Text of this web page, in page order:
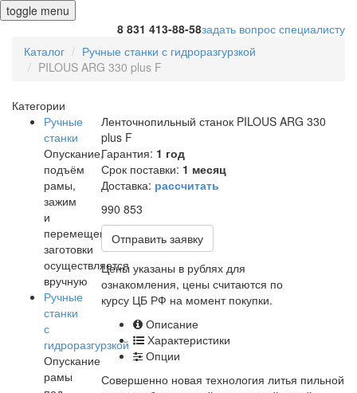
toggle menu
8 831 413-88-58задать вопрос специалисту
Каталог
Ручные станки с гидроразгурзкой
PILOUS ARG 330 plus F
Категории
Ручные
станки
Опускание,
подъём
рамы,
зажим
и
перемещение
заготовки
осуществляется
вручную
Ручные
станки
с
гидроразгурзкой
Опускание
рамы
Ленточнопильный станок PILOUS ARG 330
plus F
Гарантия: 1 год
Срок поставки: 1 месяц
Доставка: рассчитать
990 853
Отправить заявку
Цены указаны в рублях для
ознакомления, цены считаются по
курсу ЦБ РФ на момент покупки.
Описание
Характеристики
Опции
Совершенно новая технология литья пильной